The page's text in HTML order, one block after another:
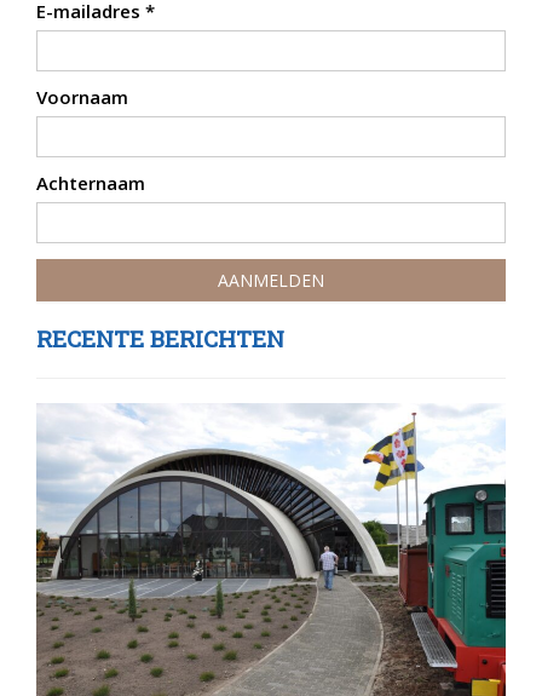
E-mailadres *
Voornaam
Achternaam
RECENTE BERICHTEN